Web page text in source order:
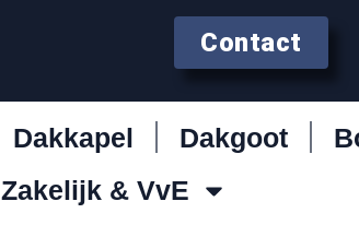
Contact
Dakkapel Dakgoot
Zakelijk & VvE